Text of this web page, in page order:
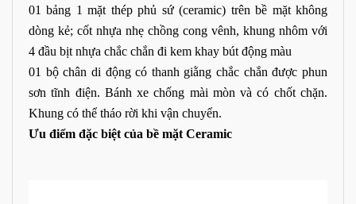
01 bảng 1 mặt thép phủ sứ (ceramic) trên bề mặt không
dòng kẻ; cốt nhựa nhẹ chồng cong vênh, khung nhôm với
4 đầu bịt nhựa chắc chắn đi kem khay bút động màu
01 bộ chân di động có thanh giằng chắc chắn được phun
sơn tĩnh điện. Bánh xe chống mài mòn và có chốt chặn.
Khung có thể tháo rời khi vận chuyển.
Ưu điểm đặc biệt của bề mặt Ceramic